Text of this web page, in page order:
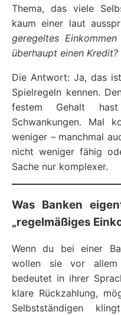
Thema, das viele
kaum einer laut
geregeltes
überhaupt einen Kredit?
Die Antwort: Ja, das
Spielregeln kennen.
festem Gehalt
Schwankungen. Mal
weniger – manchmal
nicht weniger fähig
Sache nur komplexer.
Was Banken
„regelmäßiges
Wenn du bei einer
wollen sie vor allem
bedeutet in ihrer
klare Rückzahlung,
Selbstständigen